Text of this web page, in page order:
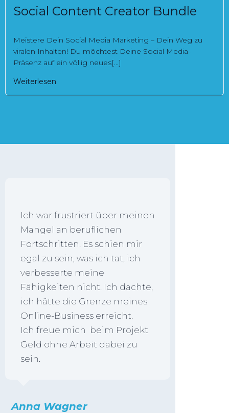
Social Content Creator Bundle
Meistere Dein Social Media Marketing – Dein Weg zu
viralen Inhalten! Du möchtest Deine Social Media-
Präsenz auf ein völlig neues[...]
Weiterlesen
Ich war frustriert über meinen
Mangel an beruflichen
Fortschritten. Es schien mir
egal zu sein, was ich tat, ich
verbesserte meine
Fähigkeiten nicht. Ich dachte,
ich hätte die Grenze meines
Online-Business erreicht.
Ich freue mich beim Projekt
Geld ohne Arbeit dabei zu
sein.
Anna Wagner